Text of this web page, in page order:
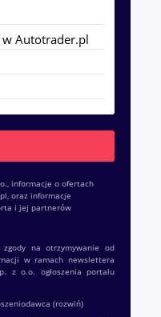
informacje o ofertach
oraz informacje
i jej partnerów
zgody na otrzymywanie od
w ramach newslettera
z o.o. ogłoszenia portalu
(rozwiń)